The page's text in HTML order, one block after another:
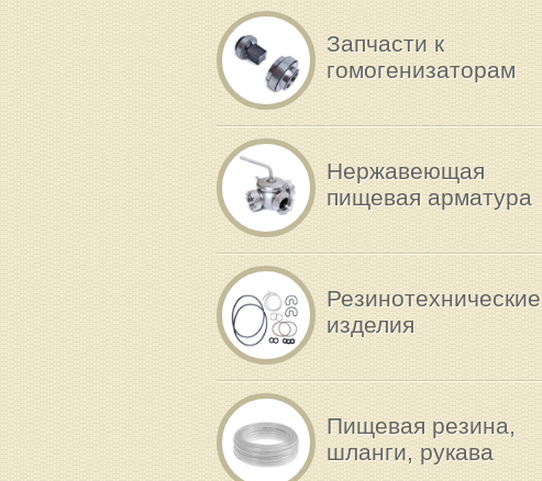
Запчасти к
гомогенизаторам
Нержавеющая
пищевая арматура
Резинотехнические
изделия
Пищевая резина,
шланги, рукава